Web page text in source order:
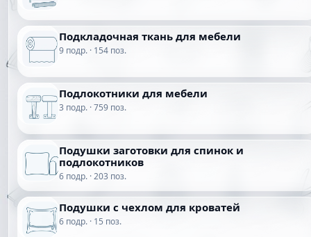
Подкладочная ткань для мебели
9 подр. · 154 поз.
Подлокотники для мебели
3 подр. · 759 поз.
Подушки заготовки для спинок и
подлокотников
6 подр. · 203 поз.
Подушки с чехлом для кроватей
6 подр. · 15 поз.